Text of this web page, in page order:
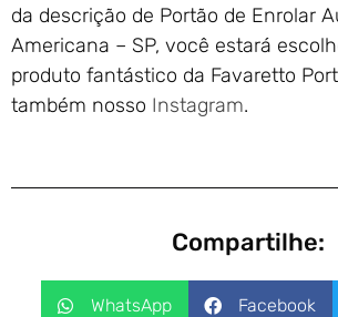
da descrição de Portão de Enrolar
Americana – SP, você estará
produto fantástico da Favaretto
também nosso Instagram.
Compartilhe:
WhatsApp Facebook